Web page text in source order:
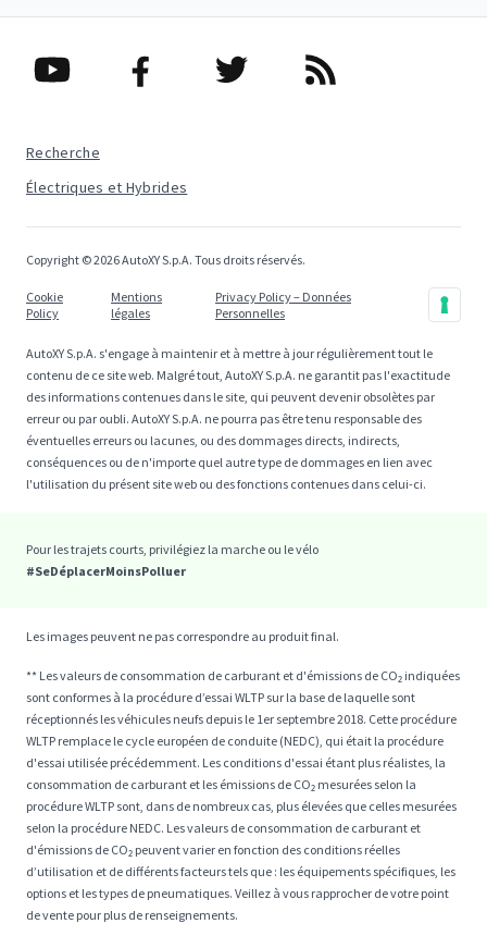
Recherche
Électriques et Hybrides
Copyright © 2026 AutoXY S.p.A. Tous droits réservés.
Cookie
Policy
Mentions
légales
Privacy Policy – Données
Personnelles
AutoXY S.p.A. s'engage à maintenir et à mettre à jour régulièrement tout le
contenu de ce site web. Malgré tout, AutoXY S.p.A. ne garantit pas l'exactitude
des informations contenues dans le site, qui peuvent devenir obsolètes par
erreur ou par oubli. AutoXY S.p.A. ne pourra pas être tenu responsable des
éventuelles erreurs ou lacunes, ou des dommages directs, indirects,
conséquences ou de n'importe quel autre type de dommages en lien avec
l'utilisation du présent site web ou des fonctions contenues dans celui-ci.
Pour les trajets courts, privilégiez la marche ou le vélo
#SeDéplacerMoinsPolluer
Les images peuvent ne pas correspondre au produit final.
** Les valeurs de consommation de carburant et d'émissions de CO₂ indiquées
sont conformes à la procédure d’essai WLTP sur la base de laquelle sont
réceptionnés les véhicules neufs depuis le 1er septembre 2018. Cette procédure
WLTP remplace le cycle européen de conduite (NEDC), qui était la procédure
d'essai utilisée précédemment. Les conditions d'essai étant plus réalistes, la
consommation de carburant et les émissions de CO₂ mesurées selon la
procédure WLTP sont, dans de nombreux cas, plus élevées que celles mesurées
selon la procédure NEDC. Les valeurs de consommation de carburant et
d'émissions de CO₂ peuvent varier en fonction des conditions réelles
d’utilisation et de différents facteurs tels que : les équipements spécifiques, les
options et les types de pneumatiques. Veillez à vous rapprocher de votre point
de vente pour plus de renseignements.